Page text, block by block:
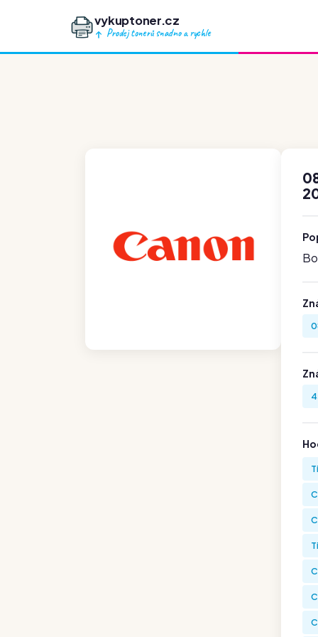
vykuptoner.cz
Prodej tonerů snadno a rychle